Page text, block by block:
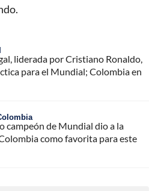
liderada por Cristiano Ronaldo,
para el Mundial; Colombia en
campeón de Mundial dio a la
como favorita para este